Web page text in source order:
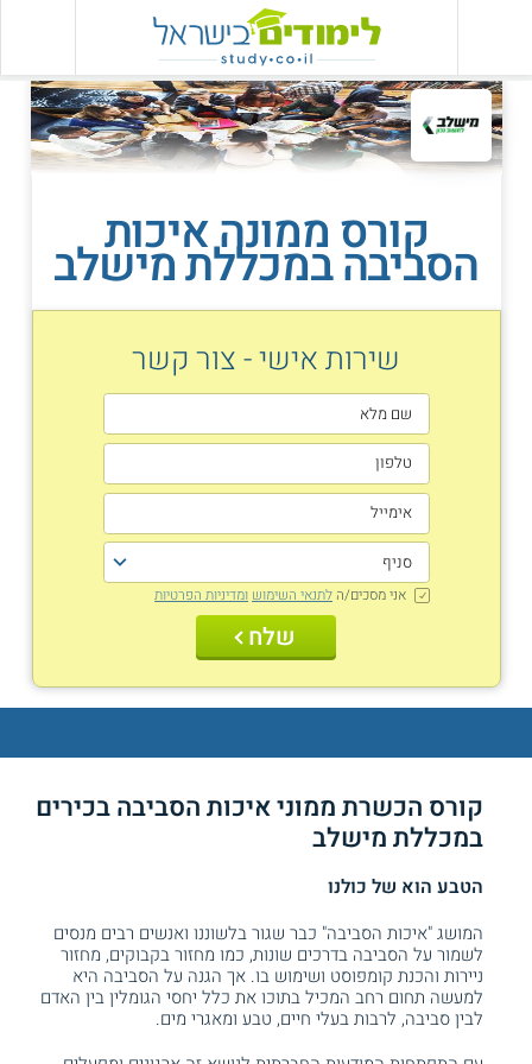
קורס ממונה איכות
הסביבה במכללת מישלב
שירות אישי - צור קשר
אני מסכים/ה לתנאי השימוש ומדיניות הפרטיות
שלח
קורס הכשרת ממוני איכות הסביבה בכירים
במכללת מישלב
הטבע הוא של כולנו
המושג "איכות הסביבה" כבר שגור בלשוננו ואנשים רבים מנסים
לשמור על הסביבה בדרכים שונות, כמו מחזור בקבוקים, מחזור
ניירות והכנת קומפוסט ושימוש בו. אך הגנה על הסביבה היא
למעשה תחום רחב המכיל בתוכו את כלל יחסי הגומלין בין האדם
לבין סביבה, לרבות בעלי חיים, טבע ומאגרי מים.